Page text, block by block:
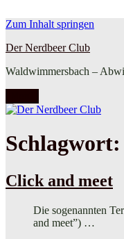
Zum Inhalt springen
Der Nerdbeer Club
Waldwimmersbach –
Schlagwort:
Click and meet
Die sogenannten
and meet”) …